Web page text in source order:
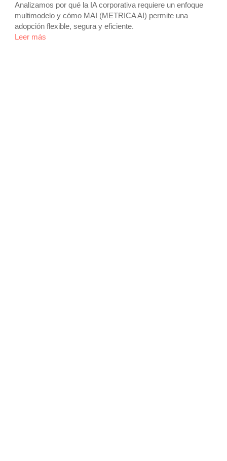
Analizamos por qué la IA corporativa requiere un enfoque
multimodelo y cómo MAI (METRICA AI) permite una
adopción flexible, segura y eficiente.
Leer más